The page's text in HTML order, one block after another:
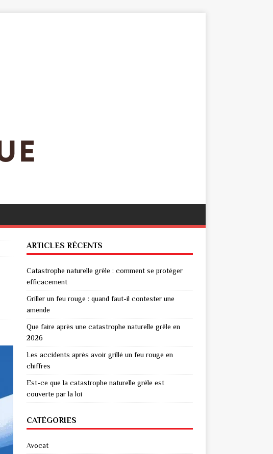
ARTICLES RÉCENTS
Catastrophe naturelle grêle : comment se protéger
efficacement
Griller un feu rouge : quand faut-il contester une
amende
Que faire après une catastrophe naturelle grêle en
2026
Les accidents après avoir grillé un feu rouge en
chiffres
Est-ce que la catastrophe naturelle grêle est
couverte par la loi
CATÉGORIES
Avocat